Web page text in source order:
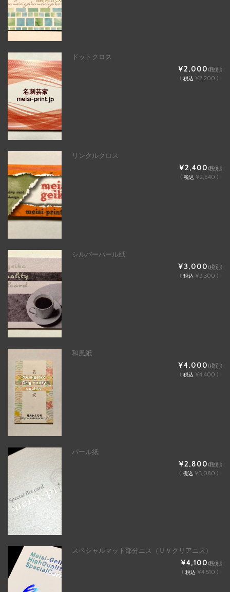
ドットクロス
¥2,000(税別)
( 税込 ¥2,200 )
リンクルクロス
¥2,400(税別)
( 税込 ¥2,640 )
シルバーパール紙
¥3,000(税別)
( 税込 ¥3,300 )
和風紙
¥4,000(税別)
( 税込 ¥4,400 )
パール紙
¥2,800(税別)
( 税込 ¥3,080 )
スペシャルマット部分ニス（ＵＶクリアニス）
¥4,100(税別)
( 税込 ¥4,510 )